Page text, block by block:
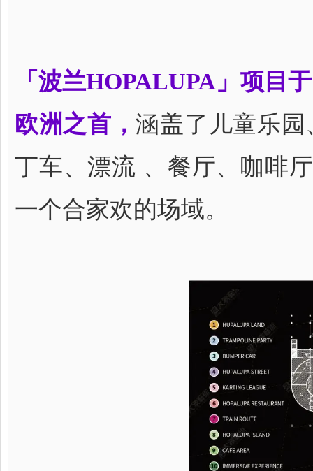
「波兰HOPALUPA」项目
欧洲之首，涵盖了儿童乐
丁车、漂流 、餐厅、咖啡
一个合家欢的场域。